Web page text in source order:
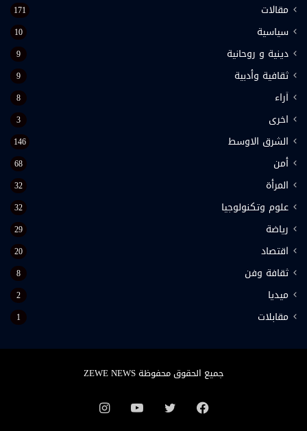
مقالات 171
سياسية 10
دينية و روحانية 9
ثقافية وأدبية 9
اَراء 8
اخرى 3
الشرق الاوسط 146
أمن 68
المرأة 32
علوم وتكنولوجيا 32
رياضة 29
اقتصاد 20
ثقافة وفن 8
ميديا 2
مقابلات 1
جميع الحقوق محفوظة ZEWE NEWS
فيسبوكتويتر يوتيوبانستقرام